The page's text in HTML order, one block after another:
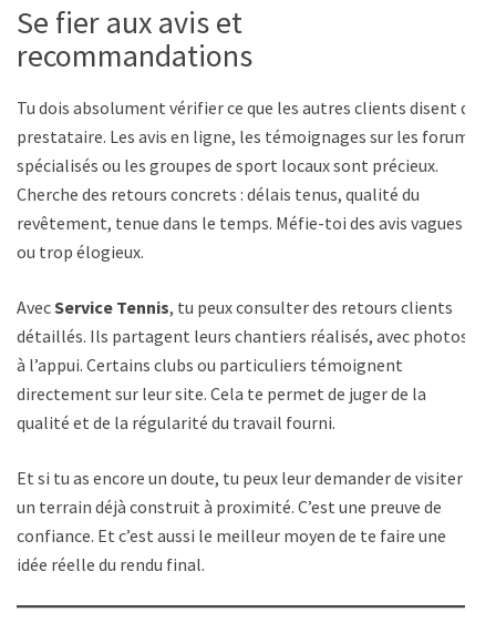
Se fier aux avis et
recommandations
Tu dois absolument vérifier ce que les autres clients disent du
prestataire. Les avis en ligne, les témoignages sur les forums
spécialisés ou les groupes de sport locaux sont précieux.
Cherche des retours concrets : délais tenus, qualité du
revêtement, tenue dans le temps. Méfie-toi des avis vagues
ou trop élogieux.
AvecService Tennis, tu peux consulter des retours clients
détaillés. Ils partagent leurs chantiers réalisés, avec photos
à l’appui. Certains clubs ou particuliers témoignent
directement sur leur site. Cela te permet de juger de la
qualité et de la régularité du travail fourni.
Et si tu as encore un doute, tu peux leur demander de visiter
un terrain déjà construit à proximité. C’est une preuve de
confiance. Et c’est aussi le meilleur moyen de te faire une
idée réelle du rendu final.